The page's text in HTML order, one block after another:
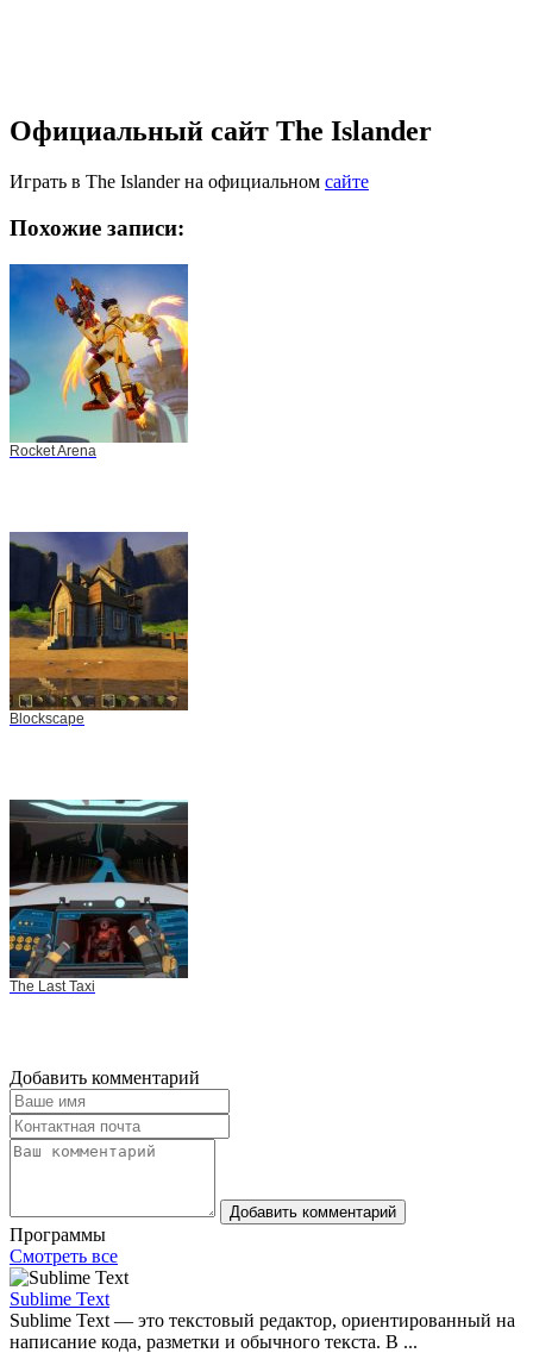
Официальный сайт The Islander
Играть в The Islander на официальном сайте
Похожие записи:
Rocket Arena
Blockscape
The Last Taxi
Добавить комментарий
Добавить комментарий
Программы
Смотреть все
Sublime Text
Sublime Text — это текстовый редактор, ориентированный на
написание кода, разметки и обычного текста. В ...